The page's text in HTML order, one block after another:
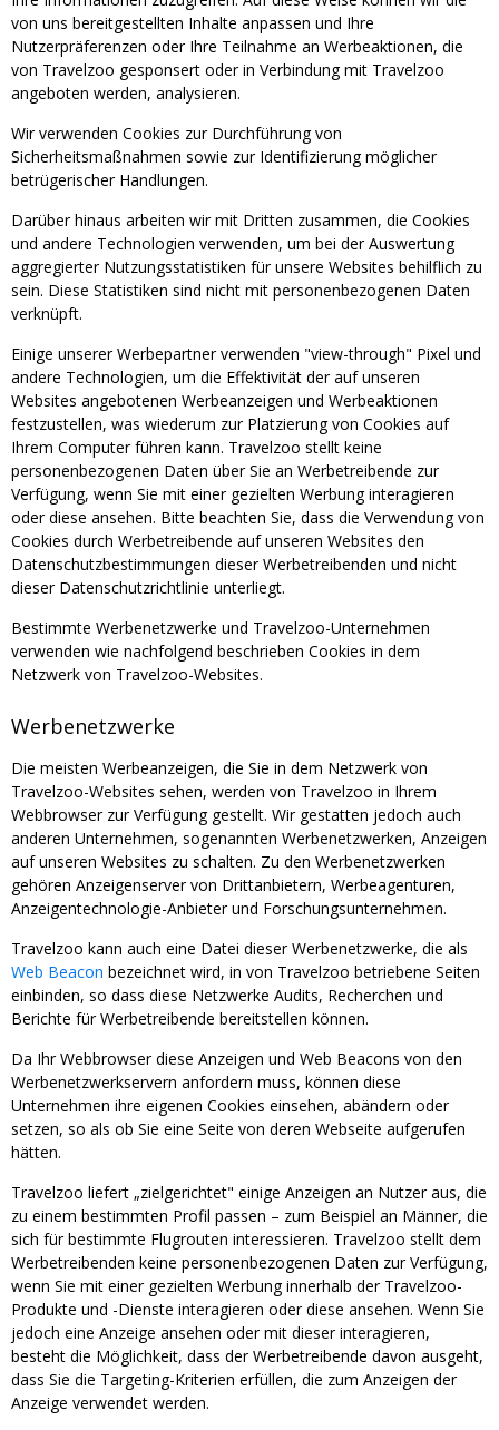
von uns bereitgestellten Inhalte anpassen und Ihre
Nutzerpräferenzen oder Ihre Teilnahme an Werbeaktionen, die
von Travelzoo gesponsert oder in Verbindung mit Travelzoo
angeboten werden, analysieren.
Wir verwenden Cookies zur Durchführung von
Sicherheitsmaßnahmen sowie zur Identifizierung möglicher
betrügerischer Handlungen.
Darüber hinaus arbeiten wir mit Dritten zusammen, die Cookies
und andere Technologien verwenden, um bei der Auswertung
aggregierter Nutzungsstatistiken für unsere Websites behilflich zu
sein. Diese Statistiken sind nicht mit personenbezogenen Daten
verknüpft.
Einige unserer Werbepartner verwenden "view-through" Pixel und
andere Technologien, um die Effektivität der auf unseren
Websites angebotenen Werbeanzeigen und Werbeaktionen
festzustellen, was wiederum zur Platzierung von Cookies auf
Ihrem Computer führen kann. Travelzoo stellt keine
personenbezogenen Daten über Sie an Werbetreibende zur
Verfügung, wenn Sie mit einer gezielten Werbung interagieren
oder diese ansehen. Bitte beachten Sie, dass die Verwendung von
Cookies durch Werbetreibende auf unseren Websites den
Datenschutzbestimmungen dieser Werbetreibenden und nicht
dieser Datenschutzrichtlinie unterliegt.
Bestimmte Werbenetzwerke und Travelzoo-Unternehmen
verwenden wie nachfolgend beschrieben Cookies in dem
Netzwerk von Travelzoo-Websites.
Werbenetzwerke
Die meisten Werbeanzeigen, die Sie in dem Netzwerk von
Travelzoo-Websites sehen, werden von Travelzoo in Ihrem
Webbrowser zur Verfügung gestellt. Wir gestatten jedoch auch
anderen Unternehmen, sogenannten Werbenetzwerken, Anzeigen
auf unseren Websites zu schalten. Zu den Werbenetzwerken
gehören Anzeigenserver von Drittanbietern, Werbeagenturen,
Anzeigentechnologie-Anbieter und Forschungsunternehmen.
Travelzoo kann auch eine Datei dieser Werbenetzwerke, die als
Web Beacon bezeichnet wird, in von Travelzoo betriebene Seiten
einbinden, so dass diese Netzwerke Audits, Recherchen und
Berichte für Werbetreibende bereitstellen können.
Da Ihr Webbrowser diese Anzeigen und Web Beacons von den
Werbenetzwerkservern anfordern muss, können diese
Unternehmen ihre eigenen Cookies einsehen, abändern oder
setzen, so als ob Sie eine Seite von deren Webseite aufgerufen
hätten.
Travelzoo liefert „zielgerichtet" einige Anzeigen an Nutzer aus, die
zu einem bestimmten Profil passen – zum Beispiel an Männer, die
sich für bestimmte Flugrouten interessieren. Travelzoo stellt dem
Werbetreibenden keine personenbezogenen Daten zur Verfügung,
wenn Sie mit einer gezielten Werbung innerhalb der Travelzoo-
Produkte und -Dienste interagieren oder diese ansehen. Wenn Sie
jedoch eine Anzeige ansehen oder mit dieser interagieren,
besteht die Möglichkeit, dass der Werbetreibende davon ausgeht,
dass Sie die Targeting-Kriterien erfüllen, die zum Anzeigen der
Anzeige verwendet werden.